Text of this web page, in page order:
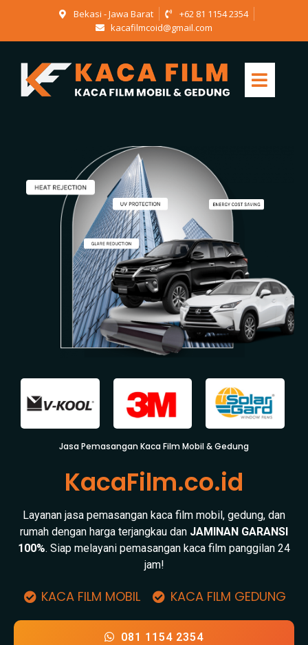
Bekasi - Jawa Barat
+62 81 1154 2354
kacafilmcoid@gmail.com
Jasa Pemasangan Kaca Film Mobil & Gedung
KacaFilm.co.id
Layanan jasa pemasangan kaca film mobil, gedung, dan
rumah dengan harga terjangkau dan JAMINAN GARANSI
100%. Siap melayani pemasangan kaca film panggilan 24
jam!
KACA FILM MOBIL KACA FILM GEDUNG
081 1154 2354